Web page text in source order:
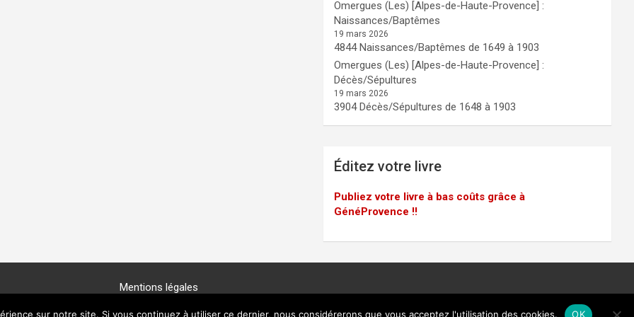
Omergues (Les) [Alpes-de-Haute-Provence] :
Naissances/Baptêmes
19 mars 2026
4844 Naissances/Baptêmes de 1649 à 1903
Omergues (Les) [Alpes-de-Haute-Provence] :
Décès/Sépultures
19 mars 2026
3904 Décès/Sépultures de 1648 à 1903
Éditez votre livre
Publiez votre livre à bas coûts grâce à
GénéProvence !!
Mentions légales
Copyright © 2025 -GénéProvence
sur notre site. Si vous continuez à utiliser ce dernier, nous considérerons que vous acceptez l'utilisation des cookies. OK